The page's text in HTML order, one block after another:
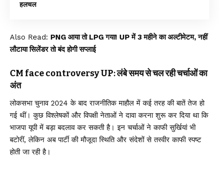
हलचल
Also Read: PNG आया तो LPG गया! UP में 3 महीने का अल्टीमेटम, नहीं
लौटाया सिलेंडर तो बंद होगी सप्लाई
CM face controversy UP: लंबे समय से चल रही चर्चाओं का
अंत
लोकसभा चुनाव 2024 के बाद राजनीतिक माहौल में कई तरह की बातें तेज हो
गई थीं। कुछ विश्लेषकों और विपक्षी नेताओं ने दावा करना शुरू कर दिया था कि
भाजपा यूपी में बड़ा बदलाव कर सकती है। इन चर्चाओं ने काफी सुर्खियां भी
बटोरीं, लेकिन अब पार्टी की मौजूदा स्थिति और संदेशों से तस्वीर काफी स्पष्ट
होती जा रही है।